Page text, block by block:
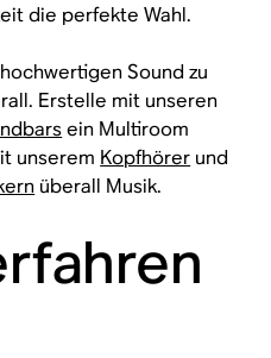
die perfekte Wahl.
Sound zu
Erstelle mit unseren
ein Multiroom
unserem Kopfhörer und
überall Musik.